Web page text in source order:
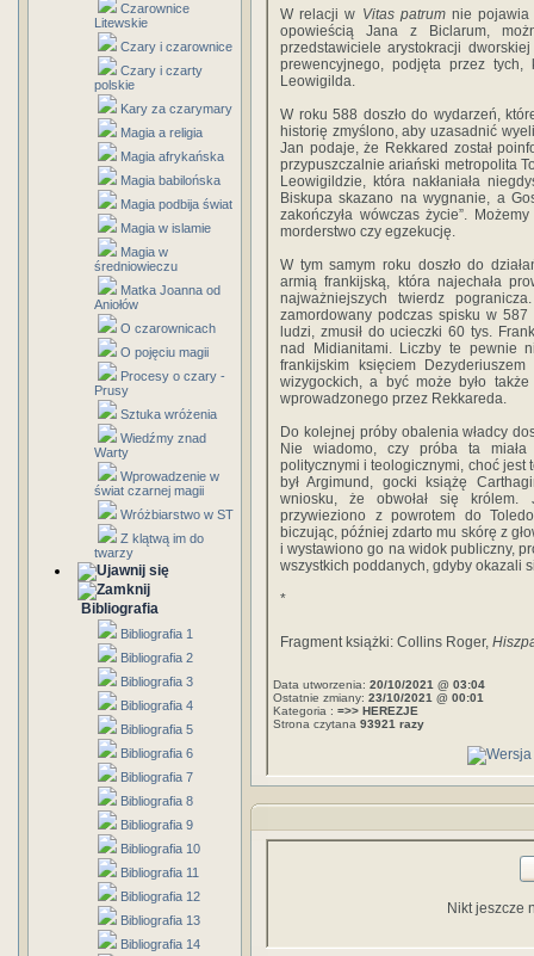
Czarownice
Litewskie
Czary i czarownice
Czary i czarty
polskie
Kary za czarymary
Magia a religia
Magia afrykańska
Magia babilońska
Magia podbija świat
Magia w islamie
Magia w
średniowieczu
Matka Joanna od
Aniołów
O czarownicach
O pojęciu magii
Procesy o czary -
Prusy
Sztuka wróżenia
Wiedźmy znad
Warty
Wprowadzenie w
świat czarnej magii
Wróżbiarstwo w ST
Z klątwą im do
twarzy
Bibliografia
Bibliografia 1
Bibliografia 2
Bibliografia 3
Bibliografia 4
Bibliografia 5
Bibliografia 6
Bibliografia 7
Bibliografia 8
Bibliografia 9
Bibliografia 10
Bibliografia 11
Bibliografia 12
Bibliografia 13
Bibliografia 14
W relacji w Vitas patrumnie pojawia
opowieścią Jana z Biclarum,
przedstawiciele arystokracji
prewencyjnego, podjęta przez
Leowigilda.
W roku 588 doszło do wydarzeń,
historię zmyślono, aby uzasadnić
Jan podaje, że Rekkared został
przypuszczalnie ariański metropolita
Leowigildzie, która nakłaniała
Biskupa skazano na wygnanie, a
zakończyła wówczas życie”.
morderstwo czy egzekucję.
W tym samym roku doszło do
armią frankijską, która najechała
najważniejszych twierdz
zamordowany podczas spisku w
ludzi, zmusił do ucieczki 60 tys.
nad Midianitami. Liczby te pewnie
frankijskim księciem
wizygockich, a być może było
wprowadzonego przez Rekkareda.
Do kolejnej próby obalenia władcy
Nie wiadomo, czy próba ta
politycznymi i teologicznymi, choć
był Argimund, gocki książę
wniosku, że obwołał się królem.
przywieziono z powrotem do
biczując, później zdarto mu skórę z
i wystawiono go na widok publiczny,
wszystkich poddanych, gdyby okazali
*
Fragment książki: Collins Roger,
Data utworzenia: 20/10/2021 @ 03:04
Ostatnie zmiany: 23/10/2021 @ 00:01
Kategoria : =>> HEREZJE
Strona czytana 93921 razy
Nikt jeszcze